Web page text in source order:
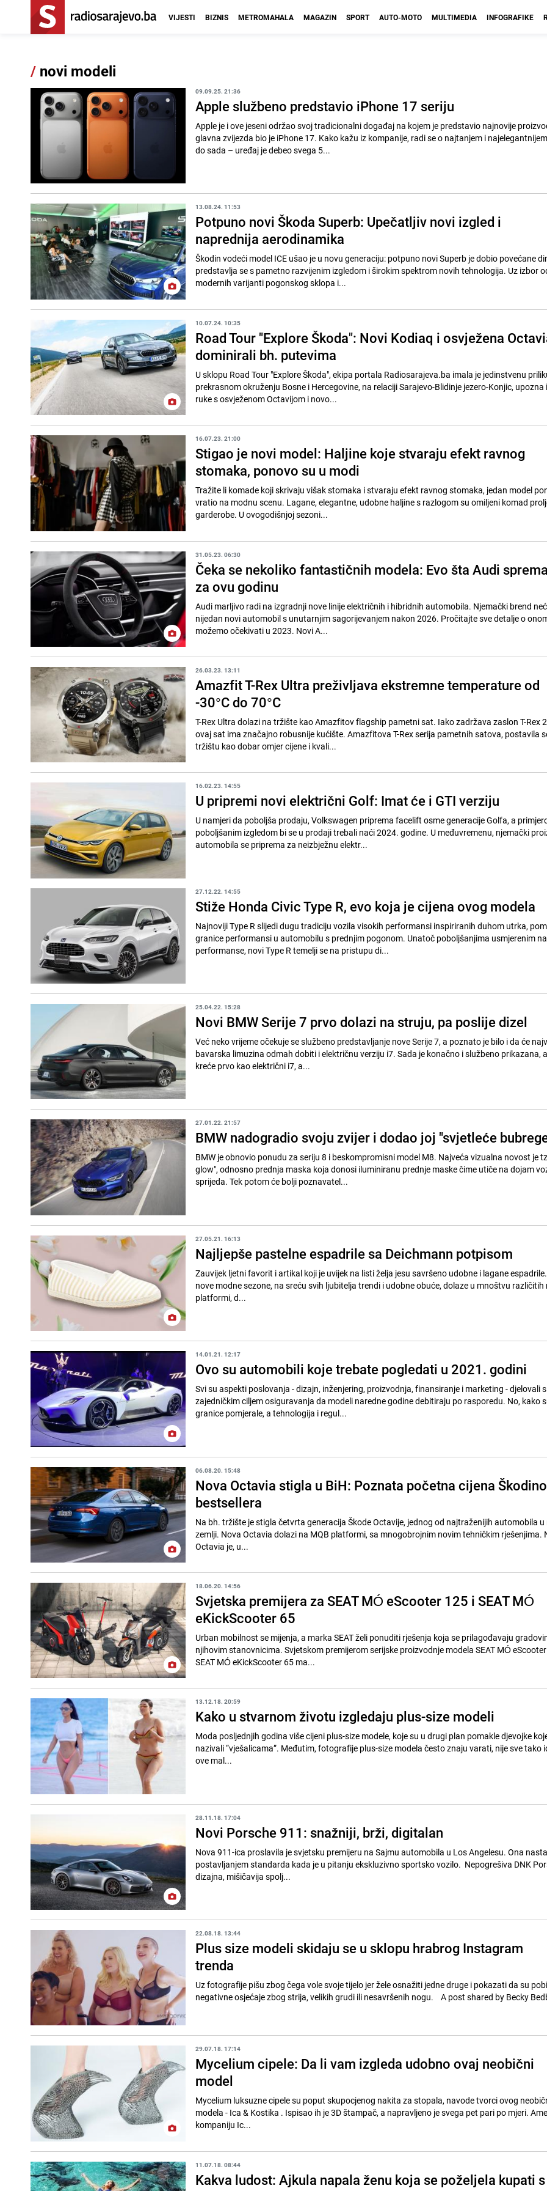
VIJESTI BIZNIS METROMAHALA MAGAZIN SPORT AUTO-MOTO MULTIMEDIA INFOGRAFIKE
/ novi modeli
09.09.25. 21:36
Apple službeno predstavio iPhone 17 seriju
Apple je i ove jeseni održao svoj tradicionalni događaj na kojem je predstavio najnovije
glavna zvijezda bio je iPhone 17. Kako kažu iz kompanije, radi se o najtanjem i
do sada – uređaj je debeo svega 5...
13.08.24. 11:53
Potpuno novi Škoda Superb: Upečatljiv novi izgled i
naprednija aerodinamika
Škodin vodeći model ICE ušao je u novu generaciju: potpuno novi Superb je dobio povećane
predstavlja se s pametno razvijenim izgledom i širokim spektrom novih tehnologija. Uz izbor
modernih varijanti pogonskog sklopa i...
10.07.24. 10:35
Road Tour "Explore Škoda": Novi Kodiaq i osvježena
dominirali bh. putevima
U sklopu Road Tour "Explore Škoda", ekipa portala Radiosarajeva.ba imala je jedinstvenu
prekrasnom okruženju Bosne i Hercegovine, na relaciji Sarajevo-Blidinje jezero-Konjic, upozna
ruke s osvježenom Octavijom i novo...
16.07.23. 21:00
Stigao je novi model: Haljine koje stvaraju efekt ravnog
stomaka, ponovo su u modi
Tražite li komade koji skrivaju višak stomaka i stvaraju efekt ravnog stomaka, jedan model
vratio na modnu scenu. Lagane, elegantne, udobne haljine s razlogom su omiljeni komad
garderobe. U ovogodišnjoj sezoni...
31.05.23. 06:30
Čeka se nekoliko fantastičnih modela: Evo šta Audi sprema
za ovu godinu
Audi marljivo radi na izgradnji nove linije električnih i hibridnih automobila. Njemački brend
nijedan novi automobil s unutarnjim sagorijevanjem nakon 2026. Pročitajte sve detalje o
možemo očekivati u 2023. Novi A...
26.03.23. 13:11
Amazfit T-Rex Ultra preživljava ekstremne temperature od
-30°C do 70°C
T-Rex Ultra dolazi na tržište kao Amazfitov flagship pametni sat. Iako zadržava zaslon T-Rex
ovaj sat ima značajno robusnije kućište. Amazfitova T-Rex serija pametnih satova, postavila
tržištu kao dobar omjer cijene i kvali...
16.02.23. 14:55
U pripremi novi električni Golf: Imat će i GTI verziju
U namjeri da poboljša prodaju, Volkswagen priprema facelift osme generacije Golfa, a
poboljšanim izgledom bi se u prodaji trebali naći 2024. godine. U međuvremenu, njemački
automobila se priprema za neizbježnu elektr...
27.12.22. 14:55
Stiže Honda Civic Type R, evo koja je cijena ovog modela
Najnoviji Type R slijedi dugu tradiciju vozila visokih performansi inspiriranih duhom utrka,
granice performansi u automobilu s prednjim pogonom. Unatoč poboljšanjima usmjerenim na
performanse, novi Type R temelji se na pristupu di...
25.04.22. 15:28
Novi BMW Serije 7 prvo dolazi na struju, pa poslije dizel
Već neko vrijeme očekuje se službeno predstavljanje nove Serije 7, a poznato je bilo i da će
bavarska limuzina odmah dobiti i električnu verziju i7. Sada je konačno i službeno prikazana,
kreće prvo kao električni i7, a...
27.01.22. 21:57
BMW nadogradio svoju zvijer i dodao joj "svjetleće
BMW je obnovio ponudu za seriju 8 i beskompromisni model M8. Najveća vizualna novost je
glow", odnosno prednja maska koja donosi iluminiranu prednje maske čime utiče na dojam
sprijeda. Tek potom će bolji poznavatel...
27.05.21. 16:13
Najljepše pastelne espadrile sa Deichmann potpisom
Zauvijek ljetni favorit i artikal koji je uvijek na listi želja jesu savršeno udobne i lagane
nove modne sezone, na sreću svih ljubitelja trendi i udobne obuće, dolaze u mnoštvu različitih
platformi, d...
14.01.21. 12:17
Ovo su automobili koje trebate pogledati u 2021. godini
Svi su aspekti poslovanja - dizajn, inženjering, proizvodnja, finansiranje i marketing - djelovali s
zajedničkim ciljem osiguravanja da modeli naredne godine debitiraju po rasporedu. No, kako su se
granice pomjerale, a tehnologija i regul...
06.08.20. 15:48
Nova Octavia stigla u BiH: Poznata početna cijena
bestsellera
Na bh. tržište je stigla četvrta generacija Škode Octavije, jednog od najtraženijih automobila u
zemlji. Nova Octavia dolazi na MQB platformi, sa mnogobrojnim novim tehničkim rješenjima.
Octavia je, u...
18.06.20. 14:56
Svjetska premijera za SEAT MÓ eScooter 125 i SEAT MÓ
eKickScooter 65
Urban mobilnost se mijenja, a marka SEAT želi ponuditi rješenja koja se prilagođavaju
njihovim stanovnicima. Svjetskom premijerom serijske proizvodnje modela SEAT MÓ
SEAT MÓ eKickScooter 65 ma...
13.12.18. 20:59
Kako u stvarnom životu izgledaju plus-size modeli
Moda posljednjih godina više cijeni plus-size modele, koje su u drugi plan pomakle djevojke
nazivali “vješalicama”. Međutim, fotografije plus-size modela često znaju varati, nije sve tako
ove mal...
28.11.18. 17:04
Novi Porsche 911: snažniji, brži, digitalan
Nova 911-ica proslavila je svjetsku premijeru na Sajmu automobila u Los Angelesu. Ona
postavljanjem standarda kada je u pitanju ekskluzivno sportsko vozilo. Nepogrešiva DNK
dizajna, mišičavija spolj...
22.08.18. 13:44
Plus size modeli skidaju se u sklopu hrabrog Instagram
trenda
Uz fotografije pišu zbog čega vole svoje tijelo jer žele osnažiti jedne druge i pokazati da su
negativne osjećaje zbog strija, velikih grudi ili nesavršenih nogu. A post shared
29.07.18. 17:14
Mycelium cipele: Da li vam izgleda udobno ovaj neobični
model
Mycelium luksuzne cipele su poput skupocjenog nakita za stopala, navode tvorci ovog
modela - Ica & Kostika . Ispisao ih je 3D štampač, a napravljeno je svega pet pari po mjeri.
kompaniju Ic...
11.07.18. 08:44
Kakva ludost: Ajkula napala ženu koja se poželjela kupati s